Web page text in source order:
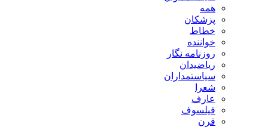
همه
پزشکان
خطاط
خواننده
روزنامه نگار
ریاضیدان
سیاستمداران
شعرا
عارف
فیلسوف
قرن